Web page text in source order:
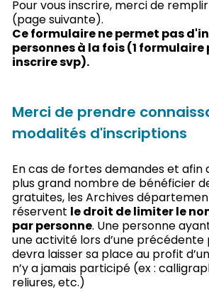
Pour vous inscrire, merci de
(page suivante).
Ce formulaire ne permet pas
personnes à la fois (1 formulaire
inscrire svp).
Merci de prendre
modalités d'inscriptions
En cas de fortes demandes et
plus grand nombre de bénéficier
gratuites, les Archives
réservent le droit de limiter le
par personne. Une personne
une activité lors d’une
devra laisser sa place au profit
n’y a jamais participé (ex :
reliures, etc.)